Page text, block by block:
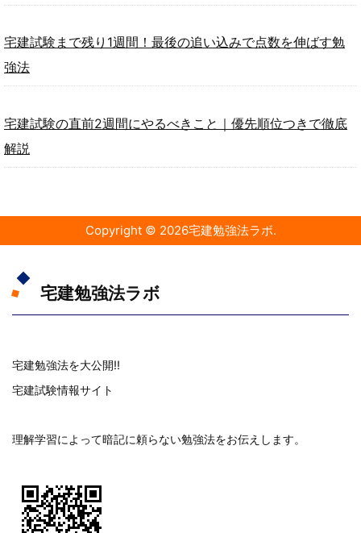
宅建試験まで残り1週間！最後の追い込みで点数を伸ばす勉
強法
宅建試験の直前2週間にやるべきこと｜優先順位つきで徹底
解説
Copyright © 2026宅建勉強法ラボ.
宅建勉強法ラボ
宅建勉強法を大公開!!
宅建試験情報サイト
理解学習によって暗記に頼らない勉強法をお伝えします。